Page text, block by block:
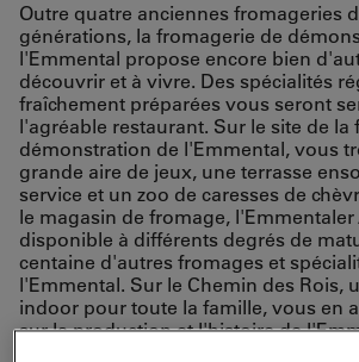
Outre quatre anciennes fromageries
générations, la fromagerie de
l'Emmental propose encore bien
découvrir et à vivre. Des spécialités
fraîchement préparées vous seront
l'agréable restaurant. Sur le site de la
démonstration de l'Emmental, vous
grande aire de jeux, une terrasse
service et un zoo de caresses de
le magasin de fromage,
disponible à différents degrés de
centaine d'autres fromages et
l'Emmental. Sur le Chemin des Rois,
indoor pour toute la famille, vous en
sur la production et l'histoire de